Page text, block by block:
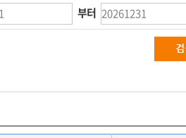
부터